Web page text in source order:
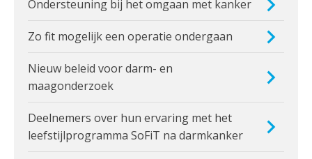
Ondersteuning bij het omgaan met kanker
Zo fit mogelijk een operatie ondergaan
Nieuw beleid voor darm- en
maagonderzoek
Deelnemers over hun ervaring met het
leefstijlprogramma SoFiT na darmkanker